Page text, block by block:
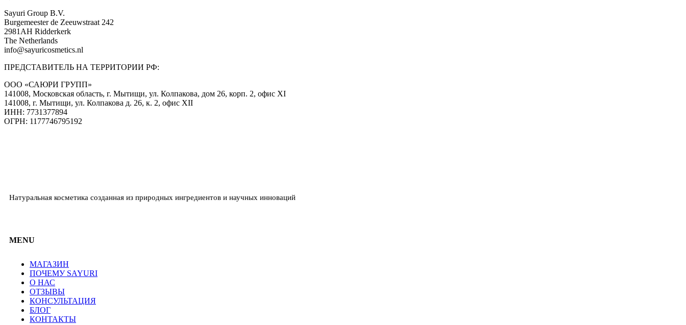
Sayuri Group B.V.
Burgemeester de Zeeuwstraat 242
2981AH Ridderkerk
The Netherlands
info@sayuricosmetics.nl
ПРЕДСТАВИТЕЛЬ НА ТЕРРИТОРИИ РФ:
ООО «САЮРИ ГРУПП»
141008, Московская область, г. Мытищи, ул. Колпакова, дом 26, корп. 2, офис ХI
141008, г. Мытищи, ул. Колпакова д. 26, к. 2, офис XII
ИНН: 7731377894
ОГРН: 1177746795192
Натуральная косметика созданная из природных ингредиентов и научных инноваций
MENU
МАГАЗИН
ПОЧЕМУ SAYURI
О НАС
ОТЗЫВЫ
КОНСУЛЬТАЦИЯ
БЛОГ
КОНТАКТЫ